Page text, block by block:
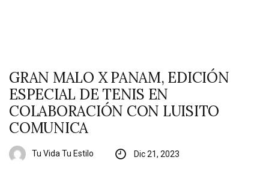
GRAN MALO X PANAM, EDICIÓN
ESPECIAL DE TENIS EN
COLABORACIÓN CON LUISITO
COMUNICA
Tu Vida Tu Estilo Dic 21, 2023